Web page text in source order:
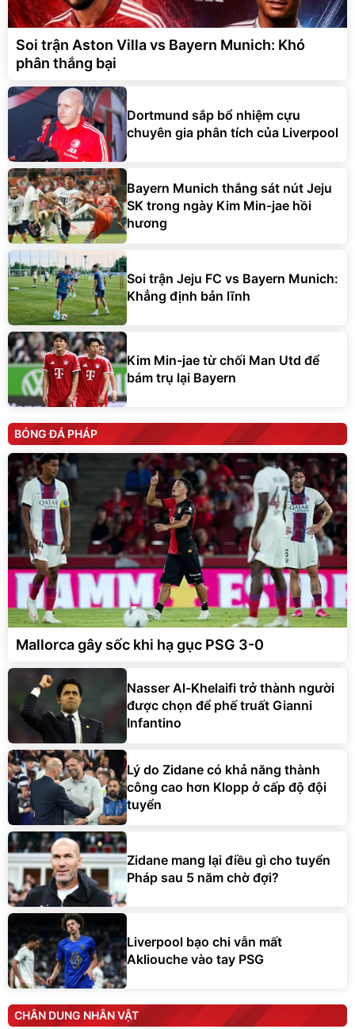
Soi trận Aston Villa vs Bayern Munich: Khó
phân thắng bại
Dortmund sắp bổ nhiệm cựu
chuyên gia phân tích của Liverpool
Bayern Munich thắng sát nút Jeju
SK trong ngày Kim Min-jae hồi
hương
Soi trận Jeju FC vs Bayern Munich:
Khẳng định bản lĩnh
Kim Min-jae từ chối Man Utd để
bám trụ lại Bayern
BÓNG ĐÁ PHÁP
Mallorca gây sốc khi hạ gục PSG 3-0
Nasser Al-Khelaifi trở thành người
được chọn để phế truất Gianni
Infantino
Lý do Zidane có khả năng thành
công cao hơn Klopp ở cấp độ đội
tuyển
Zidane mang lại điều gì cho tuyển
Pháp sau 5 năm chờ đợi?
Liverpool bạo chi vẫn mất
Akliouche vào tay PSG
CHÂN DUNG NHÂN VẬT